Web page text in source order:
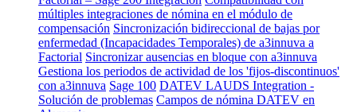
múltiples integraciones de nómina en el módulo de
compensación Sincronización bidireccional de bajas por
enfermedad (Incapacidades Temporales) de a3innuva a
Factorial Sincronizar ausencias en bloque con a3innuva
Gestiona los periodos de actividad de los 'fijos-discontinuos'
con a3innuva Sage 100 DATEV LAUDS Integration -
Solución de problemas Campos de nómina DATEV en